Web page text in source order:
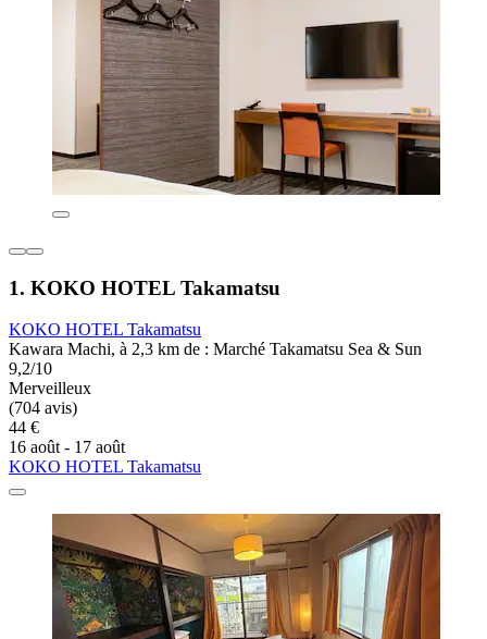
1. KOKO HOTEL Takamatsu
KOKO HOTEL Takamatsu
Kawara Machi, à 2,3 km de : Marché Takamatsu Sea & Sun
9,2/10
Merveilleux
(704 avis)
44 €
16 août - 17 août
KOKO HOTEL Takamatsu